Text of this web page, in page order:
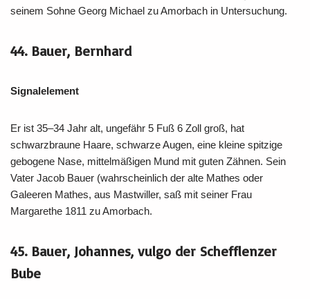
seinem Sohne Georg Michael zu Amorbach in Untersuchung.
44. Bauer, Bernhard
Signalelement
Er ist 35–34 Jahr alt, ungefähr 5 Fuß 6 Zoll groß, hat
schwarzbraune Haare, schwarze Augen, eine kleine spitzige
gebogene Nase, mittelmäßigen Mund mit guten Zähnen. Sein
Vater Jacob Bauer (wahrscheinlich der alte Mathes oder
Galeeren Mathes, aus Mastwiller, saß mit seiner Frau
Margarethe 1811 zu Amorbach.
45. Bauer, Johannes, vulgo der Schefflenzer
Bube